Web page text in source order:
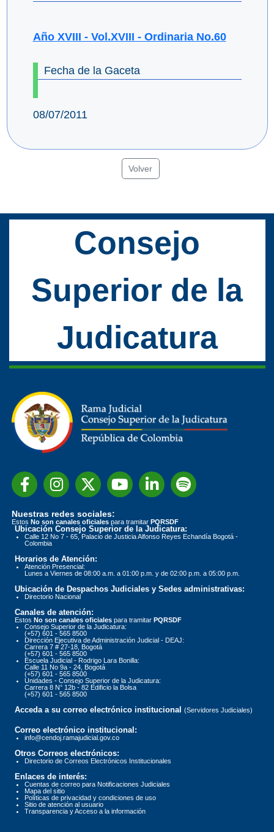
Año XVIII - Vol.XVIII - Ordinaria No.60
Fecha de la Gaceta
08/07/2011
Volver
Consejo
Superior de la
Judicatura
Nuestras redes sociales:
Estos No son canales oficiales para tramitar PQRSDF
Ubicación Consejo Superior de la Judicatura:
Calle 12 No 7 - 65, Palacio de Justicia Alfonso Reyes Echandía Bogotá -
Colombia
Horarios de Atención:
Atención Presencial:
Lunes a Viernes de 08:00 a.m. a 01:00 p.m. y de 02:00 p.m. a 05:00 p.m.
Ubicación de Despachos Judiciales y Sedes administrativas:
Directorio Nacional
Canales de atención:
Estos No son canales oficiales para tramitar PQRSDF
Consejo Superior de la Judicatura:
(+57) 601 - 565 8500
Dirección Ejecutiva de Administración Judicial - DEAJ:
Carrera 7 # 27-18, Bogotá
(+57) 601 - 565 8500
Escuela Judicial - Rodrigo Lara Bonilla:
Calle 11 No 9a - 24, Bogotá
(+57) 601 - 565 8500
Unidades - Consejo Superior de la Judicatura:
Carrera 8 N° 12b - 82 Edificio la Bolsa
(+57) 601 - 565 8500
Acceda a su correo electrónico institucional (Servidores Judiciales)
Correo electrónico institucional:
info@cendoj.ramajudicial.gov.co
Otros Correos electrónicos:
Directorio de Correos Electrónicos Institucionales
Enlaces de interés:
Cuentas de correo para Notificaciones Judiciales
Mapa del sitio
Políticas de privacidad y condiciones de uso
Sitio de atención al usuario
Transparencia y Acceso a la información